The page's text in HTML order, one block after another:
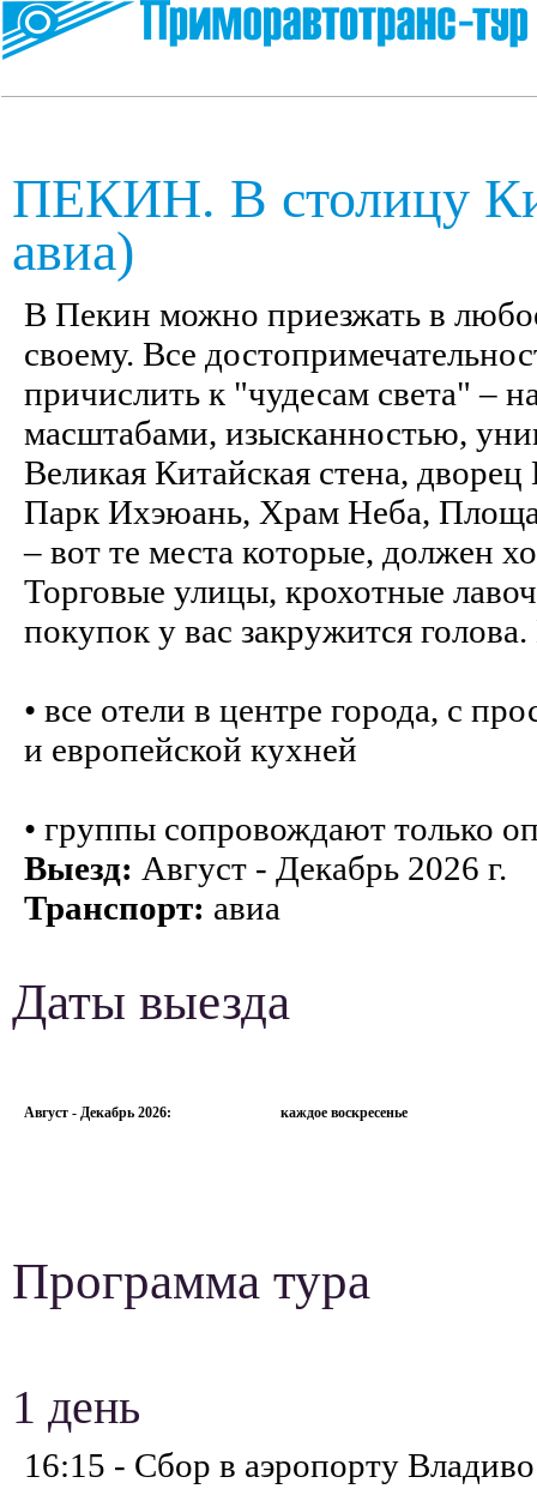
ПЕКИН. В столицу
авиа)
В Пекин можно приезжать в
своему. Все
причислить к "чудесам света" –
масштабами, изысканностью,
Великая Китайская стена,
Парк Ихэюань, Храм Неба,
– вот те места которые, должен
Торговые улицы, крохотные
покупок у вас закружится
• все отели в центре города, с
и европейской кухней
• группы сопровождают только
Выезд: Август - Декабрь 2026 г.
Транспорт: авиа
Даты выезда
Август - Декабрь 2026: каждое воскресенье
Программа тура
1 день
16:15 - Сбор в аэропорту